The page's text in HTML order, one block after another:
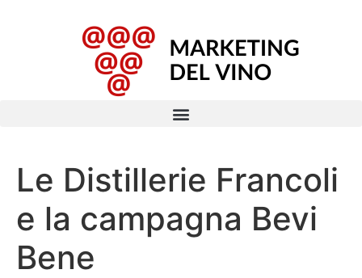
Le Distillerie Francoli
e la campagna Bevi
Bene